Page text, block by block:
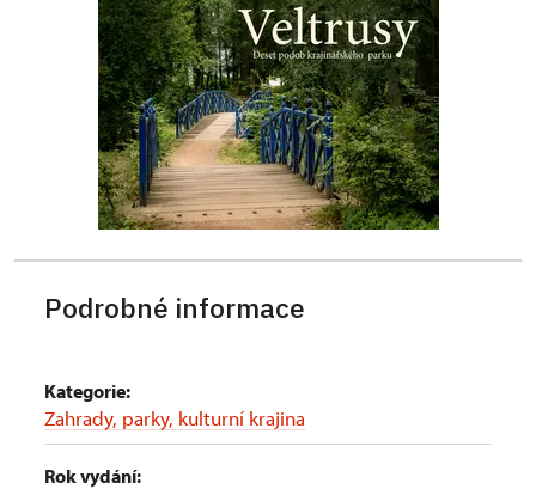
Podrobné informace
Kategorie:
Zahrady, parky, kulturní krajina
Rok vydání: